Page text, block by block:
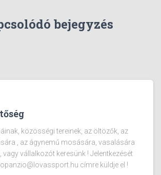
bejegyzés
közösségi tereinek, az öltözők, az
, az ágynemű mosására, vasalására
vagy vállalkozót keresünk ! Jelentkezését
címre küldje el !